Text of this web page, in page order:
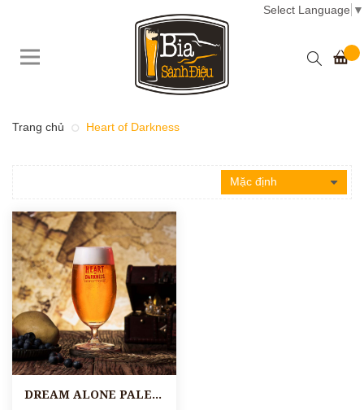
Select Language ▼
Trang chủ Heart of Darkness
DREAM ALONE PALE ALE